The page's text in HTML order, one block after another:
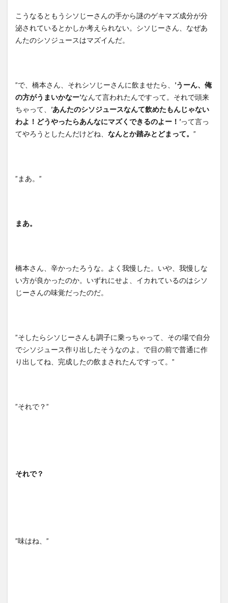
こうなるともうシソじーさんの手から謎のゲキマズ成分が分
泌されているとかしか考えられない。シソじーさん、なぜあ
んたのシソジュースはマズイんだ。
”で、橋本さん、それシソじーさんに飲ませたら、 ’うーん、俺
の方がうまいかなー’なんて言われたんですって。それで頭来
ちゃって、 ’あんたのシソジュースなんて飲めたもんじゃない
わよ！どうやったらあんなにマズくできるのよー！’って言っ
てやろうとしたんだけどね、 なんとか踏みとどまって。 ”
”まあ。”
まあ。
橋本さん、辛かったろうな。よく我慢した。いや、我慢しな
い方が良かったのか。いずれにせよ、イカれているのはシソ
じーさんの味覚だったのだ。
”そしたらシソじーさんも調子に乗っちゃって、その場で自分
でシソジュース作り出したそうなのよ。で目の前で普通に作
り出してね、完成したの飲まされたんですって。”
”それで？”
それで？
”味はね、”